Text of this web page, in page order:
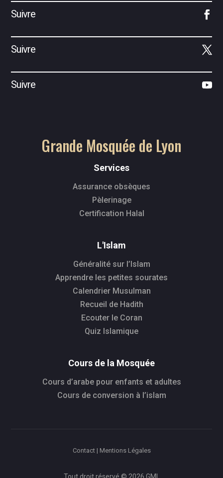
Suivre
Suivre
Suivre
Grande Mosquée de Lyon
Services
Assurance obsèques
Pèlerinage
Certification Halal
L'Islam
Généralité sur l’Islam
Apprendre les petites sourates
Calendrier Musulman
Recueil de Hadith
Ecouter le Coran
Quiz Islamique
Cours de la Mosquée
Cours d’arabe pour enfants et adultes
Cours de conversion à l’islam
Contact | Mentions Légales